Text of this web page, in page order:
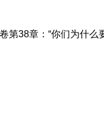
第38章：“你们为什